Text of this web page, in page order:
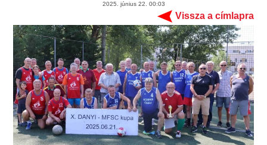
2025. június 22. 00:03
Vissza a címlapra